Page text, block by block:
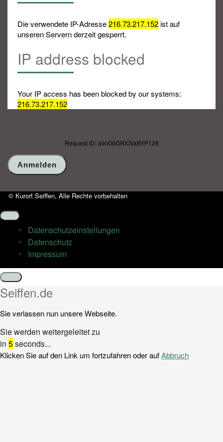
Die verwendete IP-Adresse216.73.217.152ist auf
unseren Servern derzeit gesperrt.
IP address blocked
Your IP access has been blocked by our systems:
216.73.217.152
Request ID: atmGitGRIOVaBYP128
© Kurort Seiffen, Alle Rechte vorbehalten
Datenschutz­einstellungen
Datenschutz
Impressum
Schließen
Seiffen.de
Sie verlassen nun unsere Webseite.
Sie werden weitergeleitet zu
in 5seconds...
Klicken Sie auf den Link um fortzufahren oder aufAbbruch